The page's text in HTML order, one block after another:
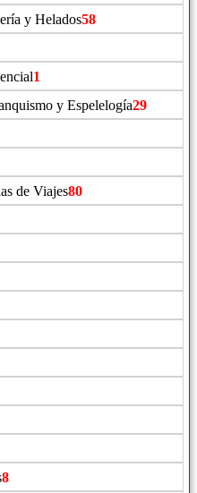
y Helados58
1
y Espelelogía29
de Viajes80
8